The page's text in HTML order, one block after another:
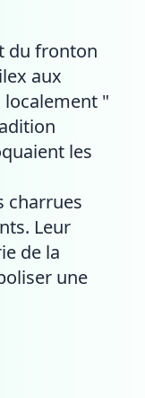
du fronton
aux
"
les
charrues
Leur
de la
une